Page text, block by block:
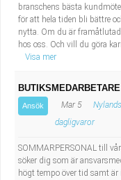
branschens bästa
för att hela tiden bli bättre
nytta. Om du är
hos oss. Och vill du göra
Visa mer
BUTIKSMEDARBETARE
Ansök Mar 5
dagligvaror
SOMMARPERSONAL till
söker dig som är
högt tempo över tid samt